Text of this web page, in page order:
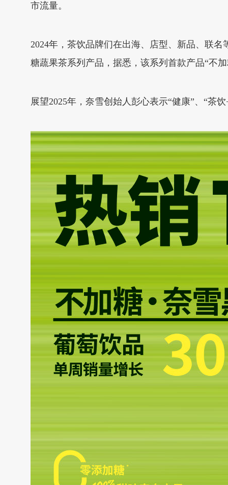
市流量。
2024年，茶饮品牌们在出海、店型、新品、联
糖蔬果茶系列产品，据悉，该系列首款产品“不
展望2025年，奈雪创始人彭心表示“健康”、“茶